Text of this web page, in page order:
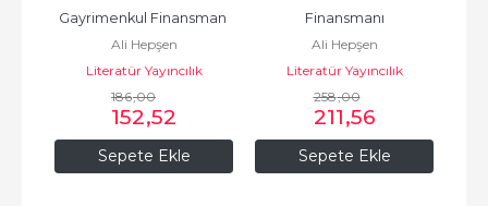
Sepete Ekle
Gayrimenkul Finansman
Piyasalar
Ali Hepşen
Literatür Yayıncılık
186,00
152,52
Sepete Ekle
Finansmanı
Ali Hepşen
Literatür Yayıncılık
258,00
211,56